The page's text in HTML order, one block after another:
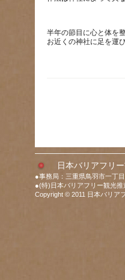
半年の節目に心と体を
日本バリアフリ
●事務局：三重県鳥羽市一丁
●(特)日本バリアフリー観光
Copyright © 2011 日本バリア